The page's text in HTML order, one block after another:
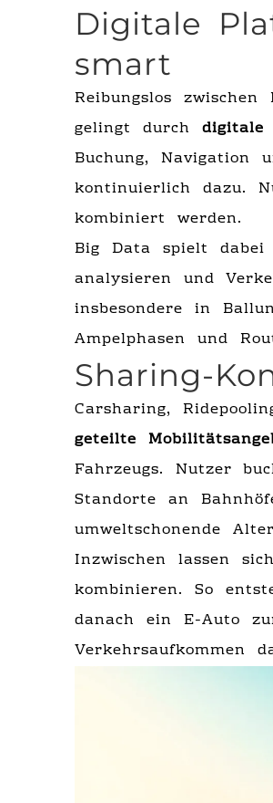
Digitale
smart
Reibungslos
gelingt durch digitale
Buchung, Navigation
kontinuierlich dazu.
kombiniert werden.
Big Data spielt dabei
analysieren und
insbesondere in
Ampelphasen und
Sharing-
Carsharing,
geteilte
Fahrzeugs. Nutzer
Standorte an
umweltschonende
Inzwischen lassen
kombinieren. So
danach ein E-Auto
Verkehrsaufkommen